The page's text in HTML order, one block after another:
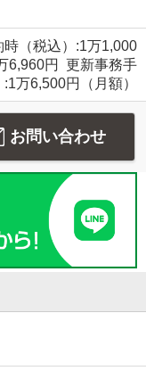
（税込）:1万1,000
6,960円 更新事務手
万6,500円（月額）
お問い合わせ